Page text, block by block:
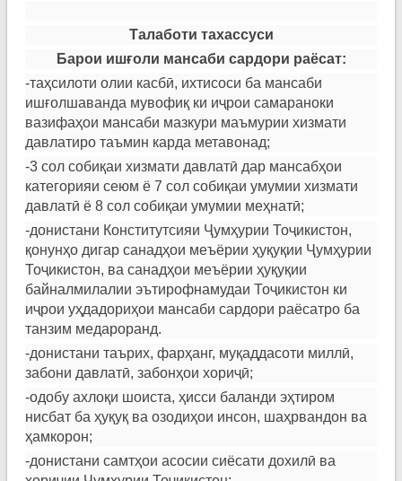
Талаботи тахассуси
Барои ишғоли мансаби сардори раёсат:
-таҳсилоти олии касбӣ, ихтисоси ба мансаби
ишғолшаванда мувофиқ ки иҷрои самараноки
вазифаҳои мансаби мазкури маъмурии хизмати
давлатиро таъмин карда метавонад;
-3 сол собиқаи хизмати давлатӣ дар мансабҳои
категорияи сеюм ё 7 сол собиқаи умумии хизмати
давлатӣ ё 8 сол собиқаи умумии меҳнатӣ;
-донистани Конститутсияи Ҷумҳурии Тоҷикистон,
қонунҳо дигар санадҳои меъёрии ҳуқуқии Ҷумҳурии
Тоҷикистон, ва санадҳои меъёрии ҳуқуқии
байналмилалии эътирофнамудаи Тоҷикистон ки
иҷрои уҳдадориҳои мансаби сардори раёсатро ба
танзим медароранд.
-донистани таърих, фарҳанг, муқаддасоти миллӣ,
забони давлатӣ, забонҳои хориҷӣ;
-одобу ахлоқи шоиста, ҳисси баланди эҳтиром
нисбат ба ҳуқуқ ва озодиҳои инсон, шаҳрвандон ва
ҳамкорон;
-донистани самтҳои асосии сиёсати дохилӣ ва